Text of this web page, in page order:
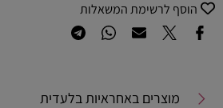
הוסף לרשימת המשאלות
מוצרים באחראיות בלעדית